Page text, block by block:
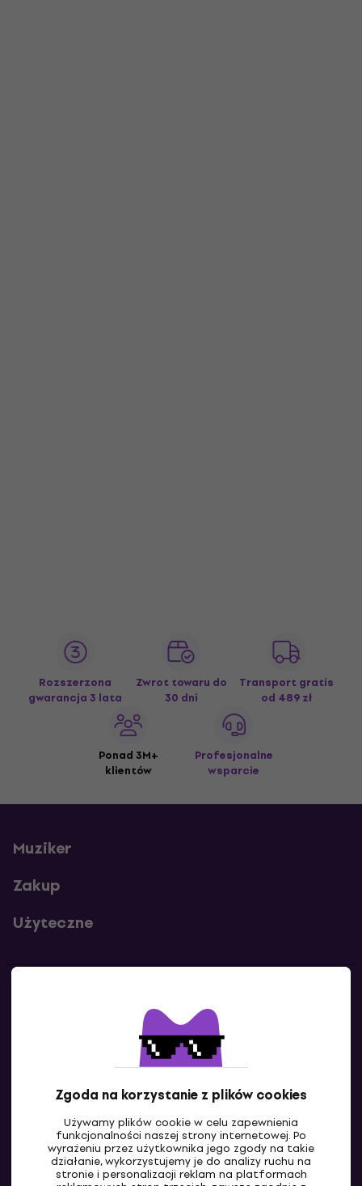
Zgoda na korzystanie z plików cookies
Używamy plików cookie w celu zapewnienia
funkcjonalności naszej strony internetowej. Po
wyrażeniu przez użytkownika jego zgody na takie
działanie, wykorzystujemy je do analizy ruchu na
stronie i personalizacji reklam na platformach
Rozszerzona
gwarancja 3 lata
Zwrot towaru do
30 dni
Transport gratis
od 489 zł
Ponad 3M+
klientów
Profesjonalne
wsparcie
Muziker
Zakup
Użyteczne
Skontaktuj się z nami